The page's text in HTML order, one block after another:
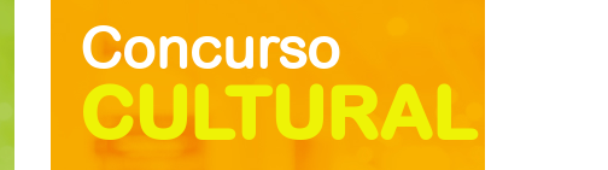
Concurso
CULTURAL